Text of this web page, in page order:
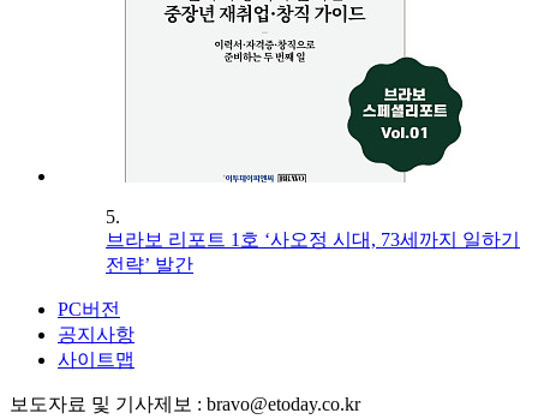
5.
브라보 리포트 1호 ‘사오정 시대, 73세까지 일하기
전략’ 발간
PC버전
공지사항
사이트맵
보도자료 및 기사제보 : bravo@etoday.co.kr